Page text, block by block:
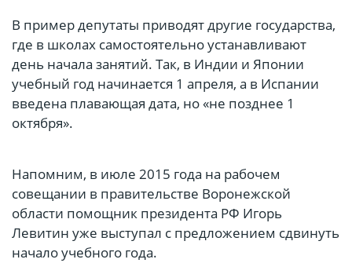
В пример депутаты приводят другие государства,
где в школах самостоятельно устанавливают
день начала занятий. Так, в Индии и Японии
учебный год начинается 1 апреля, а в Испании
введена плавающая дата, но «не позднее 1
октября».
Напомним, в июле 2015 года на рабочем
совещании в правительстве Воронежской
области помощник президента РФ Игорь
Левитин уже выступал с предложением сдвинуть
начало учебного года.